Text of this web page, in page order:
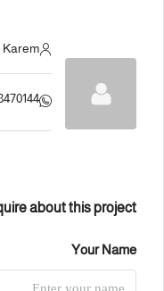
about this project
Your Name